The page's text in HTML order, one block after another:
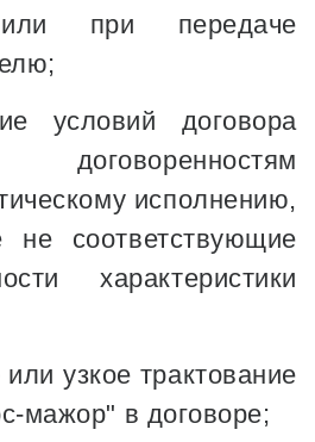
или при передаче
условий договора
договоренностям
исполнению,
соответствующие
характеристики
узкое трактование
мажор" в договоре;